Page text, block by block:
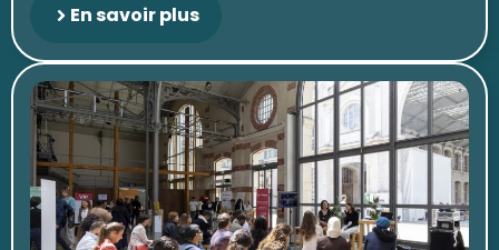
En savoir plus